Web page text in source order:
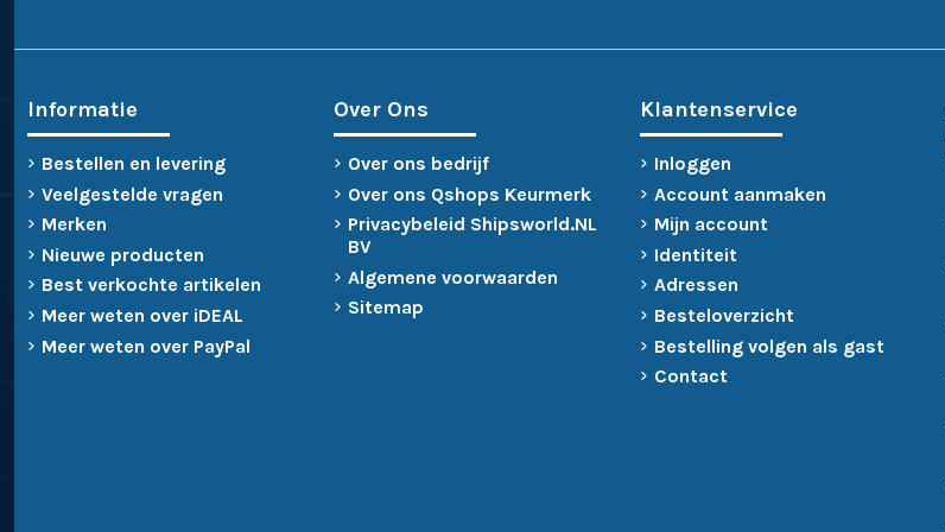
Informatie
Bestellen en levering
Veelgestelde vragen
Merken
Nieuwe producten
Best verkochte artikelen
Meer weten over iDEAL
Meer weten over PayPal
Over Ons
Over ons bedrijf
Over ons Qshops Keurmerk
Privacybeleid Shipsworld.NL
BV
Algemene voorwaarden
Sitemap
Klantenservice
Inloggen
Account aanmaken
Mijn account
Identiteit
Adressen
Besteloverzicht
Bestelling volgen als gast
Contact